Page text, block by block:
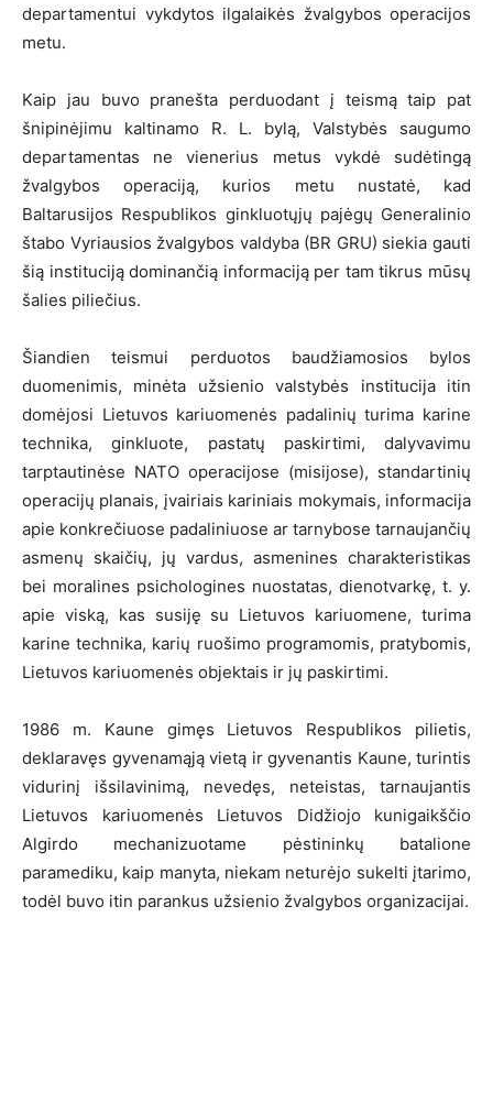
departamentui vykdytos ilgalaikės žvalgybos operacijos
metu.
Kaip jau buvo pranešta perduodant į teismą taip pat
šnipinėjimu kaltinamo R. L. bylą, Valstybės saugumo
departamentas ne vienerius metus vykdė sudėtingą
žvalgybos operaciją, kurios metu nustatė, kad
Baltarusijos Respublikos ginkluotųjų pajėgų Generalinio
štabo Vyriausios žvalgybos valdyba (BR GRU) siekia gauti
šią instituciją dominančią informaciją per tam tikrus mūsų
šalies piliečius.
Šiandien teismui perduotos baudžiamosios bylos
duomenimis, minėta užsienio valstybės institucija itin
domėjosi Lietuvos kariuomenės padalinių turima karine
technika, ginkluote, pastatų paskirtimi, dalyvavimu
tarptautinėse NATO operacijose (misijose), standartinių
operacijų planais, įvairiais kariniais mokymais, informacija
apie konkrečiuose padaliniuose ar tarnybose tarnaujančių
asmenų skaičių, jų vardus, asmenines charakteristikas
bei moralines psichologines nuostatas, dienotvarkę, t. y.
apie viską, kas susiję su Lietuvos kariuomene, turima
karine technika, karių ruošimo programomis, pratybomis,
Lietuvos kariuomenės objektais ir jų paskirtimi.
1986 m. Kaune gimęs Lietuvos Respublikos pilietis,
deklaravęs gyvenamąją vietą ir gyvenantis Kaune, turintis
vidurinį išsilavinimą, nevedęs, neteistas, tarnaujantis
Lietuvos kariuomenės Lietuvos Didžiojo kunigaikščio
Algirdo mechanizuotame pėstininkų batalione
paramediku, kaip manyta, niekam neturėjo sukelti įtarimo,
todėl buvo itin parankus užsienio žvalgybos organizacijai.